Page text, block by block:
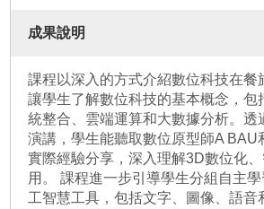
成果說明
課程以深入的方式介紹數位科技在餐
讓學生了解數位科技的基本概念，包
統整合、雲端運算和大數據分析。透
演講，學生能聽取數位原型師A BAU
實際經驗分享，深入理解3D數位化
用。 課程進一步引導學生分組自主學
工智慧工具，包括文字、圖像、語音